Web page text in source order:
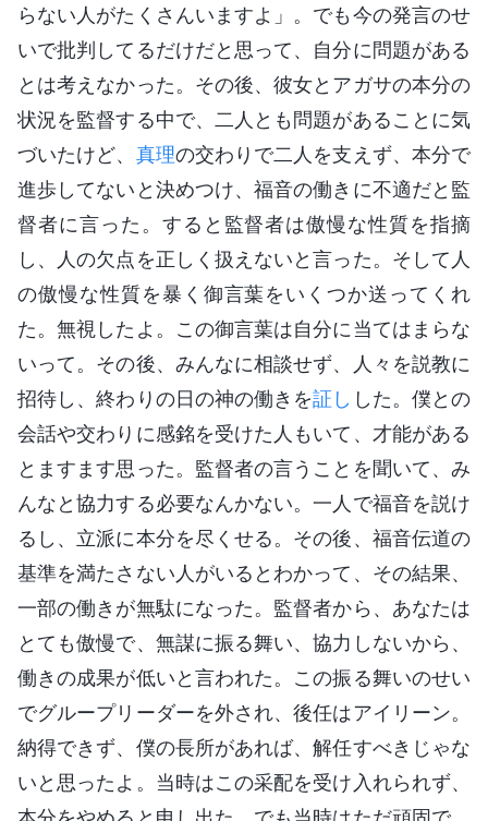
らない人がたくさんいますよ」。でも今の発言のせ
いで批判してるだけだと思って、自分に問題がある
とは考えなかった。その後、彼女とアガサの本分の
状況を監督する中で、二人とも問題があることに気
づいたけど、 真理の交わりで二人を支えず、本分で
進歩してないと決めつけ、福音の働きに不適だと監
督者に言った。すると監督者は傲慢な性質を指摘
し、人の欠点を正しく扱えないと言った。そして人
の傲慢な性質を暴く御言葉をいくつか送ってくれ
た。無視したよ。この御言葉は自分に当てはまらな
いって。その後、みんなに相談せず、人々を説教に
招待し、終わりの日の神の働きを証し した。僕との
会話や交わりに感銘を受けた人もいて、才能がある
とますます思った。監督者の言うことを聞いて、み
んなと協力する必要なんかない。一人で福音を説け
るし、立派に本分を尽くせる。その後、福音伝道の
基準を満たさない人がいるとわかって、その結果、
一部の働きが無駄になった。監督者から、あなたは
とても傲慢で、無謀に振る舞い、協力しないから、
働きの成果が低いと言われた。この振る舞いのせい
でグループリーダーを外され、後任はアイリーン。
納得できず、僕の長所があれば、解任すべきじゃな
いと思ったよ。当時はこの采配を受け入れられず、